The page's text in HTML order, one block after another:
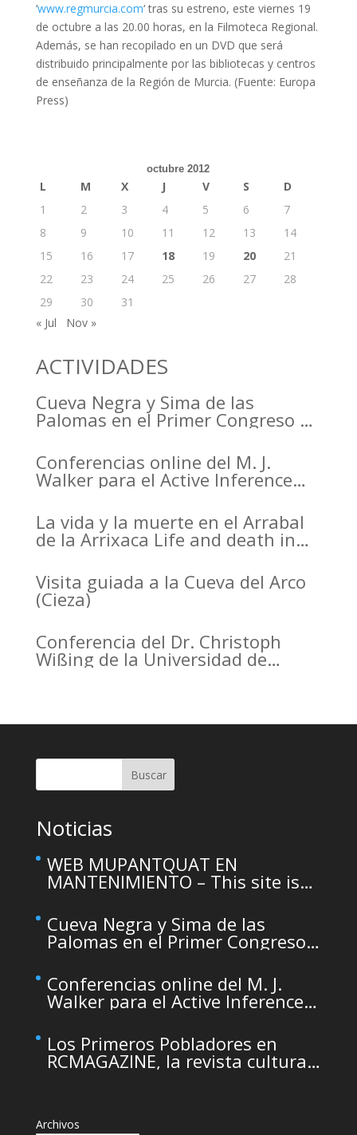
‘www.regmurcia.com‘ tras su estreno, este viernes 19
de octubre a las 20.00 horas, en la Filmoteca Regional.
Además, se han recopilado en un DVD que será
distribuido principalmente por las bibliotecas y centros
de enseñanza de la Región de Murcia. (Fuente: Europa
Press)
octubre 2012
L M X J V S
D
1
2 3 4 5 6
7
8
9 10 11 12 13
14
15
16 17 18 19 20
21
22
23 24 25 26 27
28
29
30
31
« Jul
Nov »
ACTIVIDADES
Cueva Negra y Sima de las
Palomas en el Primer Congreso de
Murcia organizado por el CDL
Conferencias online del M. J.
Walker para el Active Inference
La vida y la muerte en el Arrabal
de la Arrixaca Life and death in
Visita guiada a la Cueva del Arco
(Cieza)
Conferencia del Dr. Christoph
Wißing de la Universidad de
versus early modern humans:
pattern Buscar
Noticias
WEB MUPANTQUAT EN
MANTENIMIENTO – This site is
maintenance
Cueva Negra y Sima de las
Palomas en el Primer Congreso
Murcia organizado por el CDL
Conferencias online del M. J.
Walker para el Active Inference
Los Primeros Pobladores en
RCMAGAZINE, la revista cultural
Archivos